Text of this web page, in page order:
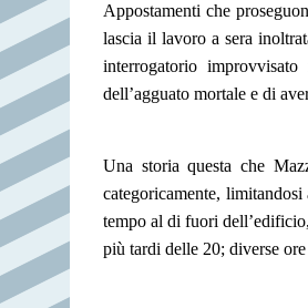
Appostamenti che
lascia il lavoro a sera
interrogatorio
dell’agguato mortale e di
Una storia questa che
categoricamente,
tempo al di fuori
più tardi delle 20; diverse